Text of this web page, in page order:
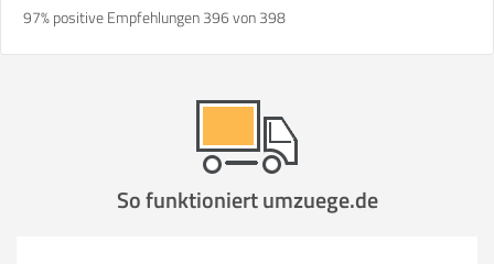
97% positive Empfehlungen 396 von 398
So funktioniert umzuege.de